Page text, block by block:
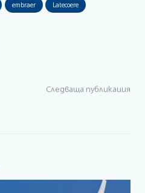
embraer Latecoere
Следваща публикация